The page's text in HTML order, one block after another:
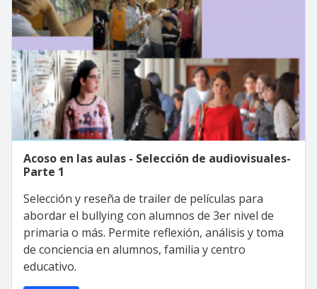
Acoso en las aulas - Selección de audiovisuales-
Parte 1
Selección y reseña de trailer de películas para
abordar el bullying con alumnos de 3er nivel de
primaria o más. Permite reflexión, análisis y toma
de conciencia en alumnos, familia y centro
educativo.